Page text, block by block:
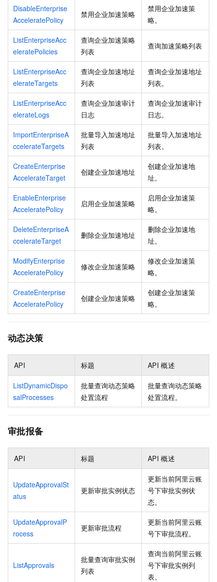
DisableEnterprise
AcceleratePolicy
禁用企业加速策略
禁用企业加速策
略。
ListEnterpriseAcc
eleratePolicies
查询企业加速策略
列表
查询加速策略列表
ListEnterpriseAcc
elerateTargets
查询企业加速地址
列表
查询企业加速地址
列表。
ListEnterpriseAcc
elerateLogs
查询企业加速审计
日志
查询企业加速审计
日志。
ImportEnterpriseA
ccelerateTargets
批量导入加速地址
列表
批量导入加速地址
列表。
CreateEnterprise
AccelerateTarget
创建企业加速地址
创建企业加速地
址。
EnableEnterprise
AcceleratePolicy
启用企业加速策略
启用企业加速策
略。
DeleteEnterpriseA
ccelerateTarget
删除企业加速地址
删除企业加速地
址。
ModifyEnterprise
AcceleratePolicy
修改企业加速策略
修改企业加速策
略。
CreateEnterprise
AcceleratePolicy
创建企业加速策略
创建企业加速策
略。
动态决策
API 标题 API 概述
ListDynamicDispo
salProcesses
批量查询动态策略
处置流程
批量查询动态策略
处置流程。
审批报备
API 标题 API 概述
UpdateApprovalSt
atus
更新审批实例状态
更新当前阿里云账
号下审批实例状
态。
UpdateApprovalP
rocess
更新审批流程
更新当前阿里云账
号下审批流程。
ListApprovals
批量查询审批实例
列表
查询当前阿里云账
号下审批实例列
表。